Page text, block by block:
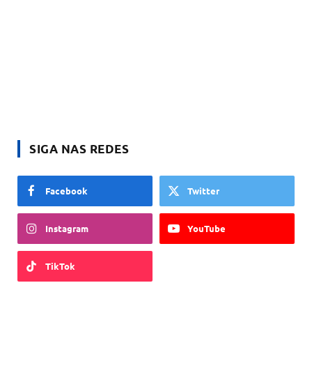
SIGA NAS REDES
Facebook Twitter
Instagram YouTube
TikTok